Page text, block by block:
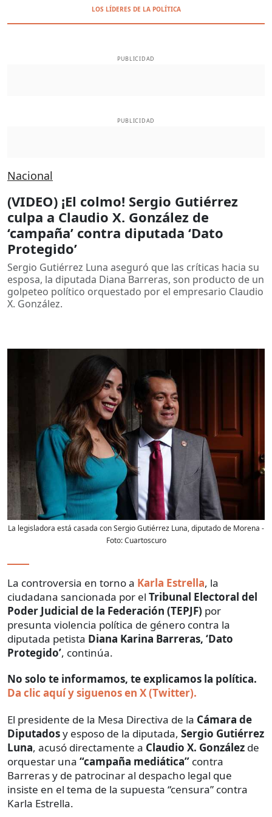
LOS LÍDERES DE LA POLÍTICA
PUBLICIDAD
PUBLICIDAD
Nacional
(VIDEO) ¡El colmo! Sergio Gutiérrez
culpa a Claudio X. González de
‘campaña’ contra diputada ‘Dato
Protegido’
Sergio Gutiérrez Luna aseguró que las críticas hacia su
esposa, la diputada Diana Barreras, son producto de un
golpeteo político orquestado por el empresario Claudio
X. González.
La legisladora está casada con Sergio Gutiérrez Luna, diputado de Morena -
Foto:Cuartoscuro
La controversia en torno a Karla Estrella, la
ciudadana sancionada por el Tribunal Electoral del
Poder Judicial de la Federación (TEPJF) por
presunta violencia política de género contra la
diputada petista Diana Karina Barreras, ‘Dato
Protegido’, continúa.
No solo te informamos, te explicamos la política.
Da clic aquí y siguenos en X (Twitter).
El presidente de la Mesa Directiva de la Cámara de
Diputadosy esposo de la diputada, Sergio Gutiérrez
Luna, acusó directamente a Claudio X. González de
orquestar una “campaña mediática” contra
Barreras y de patrocinar al despacho legal que
insiste en el tema de la supuesta “censura” contra
Karla Estrella.